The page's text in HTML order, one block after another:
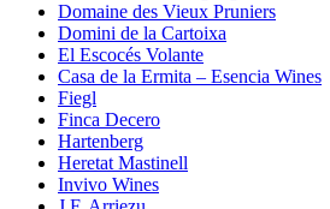
Domaine des Vieux Pruniers
Domini de la Cartoixa
El Escocés Volante
Casa de la Ermita – Esencia Wines
Fiegl
Finca Decero
Hartenberg
Heretat Mastinell
Invivo Wines